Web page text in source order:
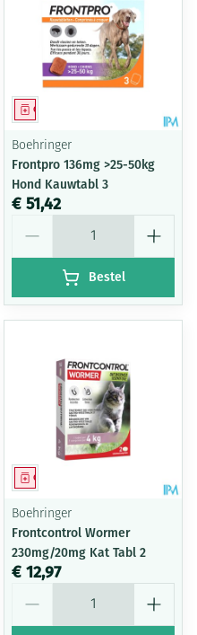
Geneesmiddel
Boehringer
Frontpro 136mg >25-50kg
Hond Kauwtabl 3
€ 51,42
Bestel
Geneesmiddel
Boehringer
Frontcontrol Wormer
230mg/20mg Kat Tabl 2
€ 12,97